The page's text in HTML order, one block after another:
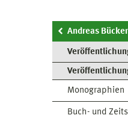
Andreas Bücker
Monographien
Buch- und